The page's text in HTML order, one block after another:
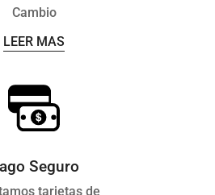
Cambio
LEER MAS
Seguro
tarjetas de